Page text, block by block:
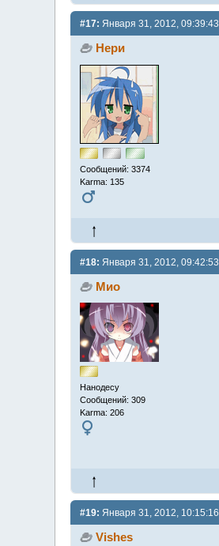
#17: Января 31, 2012, 09:39:43
Нери
Сообщений: 3374
Karma: 135
#18: Января 31, 2012, 09:42:53
Мио
Нанодесу
Сообщений: 309
Karma: 206
#19: Января 31, 2012, 10:15:16
Vishes